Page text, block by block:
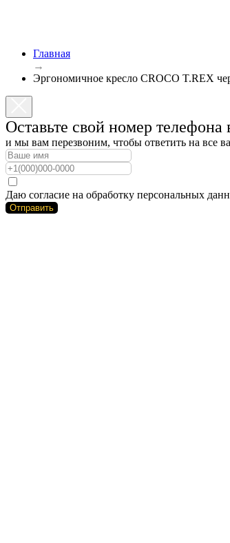
Главная
→
Эргономичное кресло CROCO T.REX
Оставьте свой номер телефона
и мы вам перезвоним, чтобы ответить на все
Даю согласие на обработку персональных
Отправить